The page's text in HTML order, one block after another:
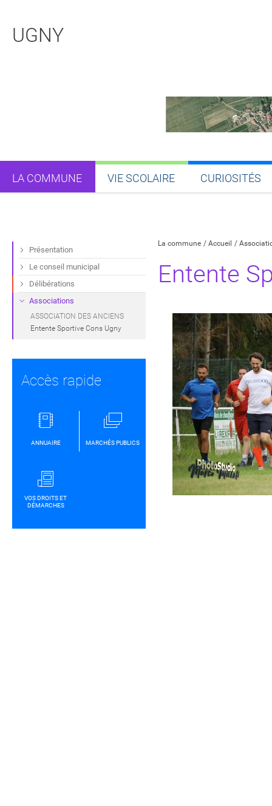
UGNY
LA COMMUNE VIE SCOLAIRE CURIOSITÉS
La commune Accueil
Entente
Présentation
Le conseil municipal
Délibérations
Associations
ASSOCIATION DES ANCIENS
Entente Sportive Cons Ugny
Accès rapide
ANNUAIRE MARCHÉS PUBLICS
VOS DROITS ET
DÉMARCHES